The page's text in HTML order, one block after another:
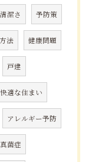
清潔さ 予防策
法 健康問題
戸建
快適な住まい
アレルギー予防
真菌症